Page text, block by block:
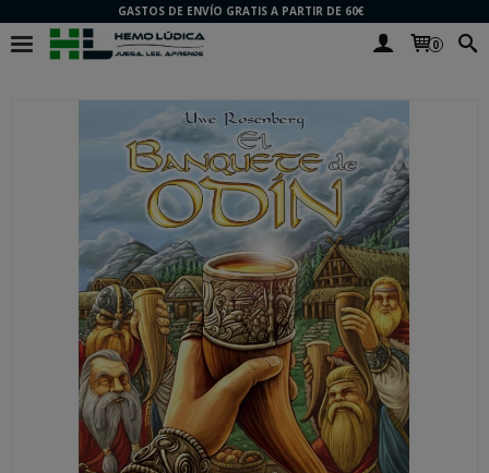
GASTOS DE ENVÍO GRATIS A PARTIR DE 60€
0